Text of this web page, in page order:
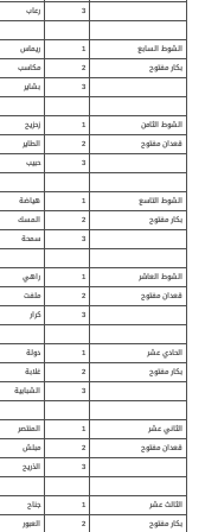
3
رعاب
الشوط السابع 1 ريماس
بكار مفتوح
2 مكاسب
3
بشاير
الشوط الثامن 1 زحزيح
قعدان مفتوح
2 الطاير
3
حبيب
الشوط التاسع 1 هياضة
بكار مفتوح
2 المسك
3
سمحة
الشوط العاشر 1 راهي
قعدان مفتوح
2 ملفت
3
كرار
الحادي عشر 1 دولة
بكار مفتوح
2 غلابة
3
الشبابية
الثاني عشر 1 المنتصر
قعدان مفتوح
2 مبلش
3
الذريح
الثالث عشر 1 جناح
بكار مفتوح
2 العبور